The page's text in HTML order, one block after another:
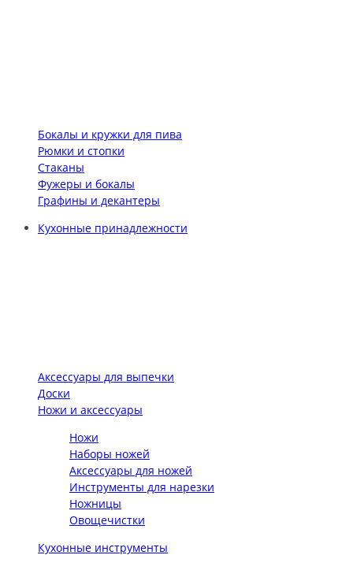
Бокалы и кружки для пива
Рюмки и стопки
Стаканы
Фужеры и бокалы
Графины и декантеры
Кухонные принадлежности
Аксессуары для выпечки
Доски
Ножи и аксессуары
Ножи
Наборы ножей
Аксессуары для ножей
Инструменты для нарезки
Ножницы
Овощечистки
Кухонные инструменты